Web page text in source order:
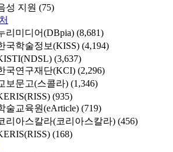
성 지원 (75)
리미디어(DBpia) (8,681)
국학술정보(KISS) (4,194)
(3,637)
국연구재단(KCI) (2,296)
보문고(스콜라) (1,346)
(935)
술교육원(eArticle) (719)
리아스칼라(코리아스칼라) (456)
(168)